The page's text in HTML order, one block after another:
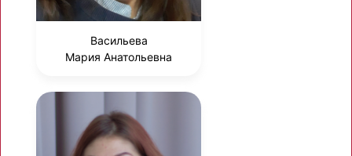
Васильева
Мария Анатольевна